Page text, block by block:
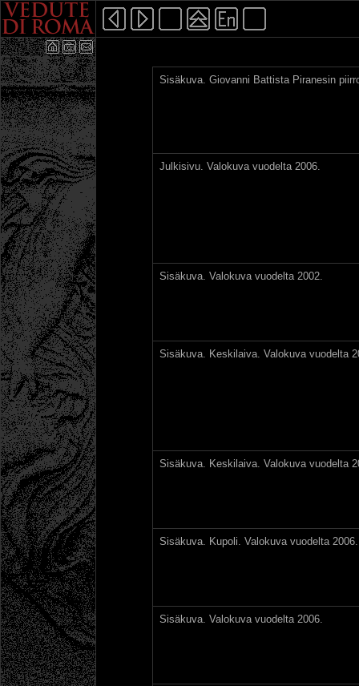
Sisäkuva. Giovanni Battista Piranesin
Julkisivu. Valokuva vuodelta 2006.
Sisäkuva. Valokuva vuodelta 2002.
Sisäkuva. Keskilaiva. Valokuva vuodelta
Sisäkuva. Keskilaiva. Valokuva vuodelta
Sisäkuva. Kupoli. Valokuva vuodelta 2006.
Sisäkuva. Valokuva vuodelta 2006.